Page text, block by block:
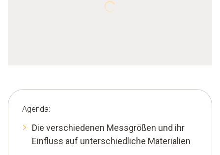
Agenda:
Die verschiedenen Messgrößen und ihr
Einfluss auf unterschiedliche Materialien